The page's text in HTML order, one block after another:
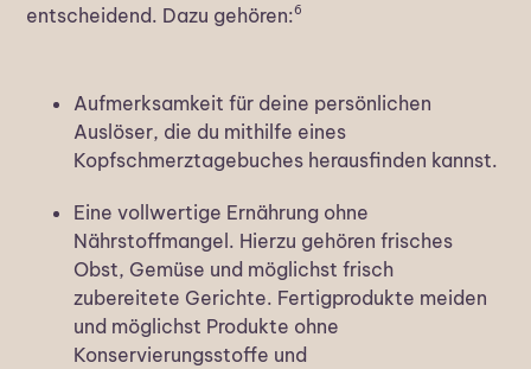
entscheidend. Dazu gehören:6
Aufmerksamkeit für deine persönlichen
Auslöser, die du mithilfe eines
Kopfschmerztagebuches herausfinden kannst.
Eine vollwertige Ernährung ohne
Nährstoffmangel. Hierzu gehören frisches
Obst, Gemüse und möglichst frisch
zubereitete Gerichte. Fertigprodukte meiden
und möglichst Produkte ohne
Konservierungsstoffe und